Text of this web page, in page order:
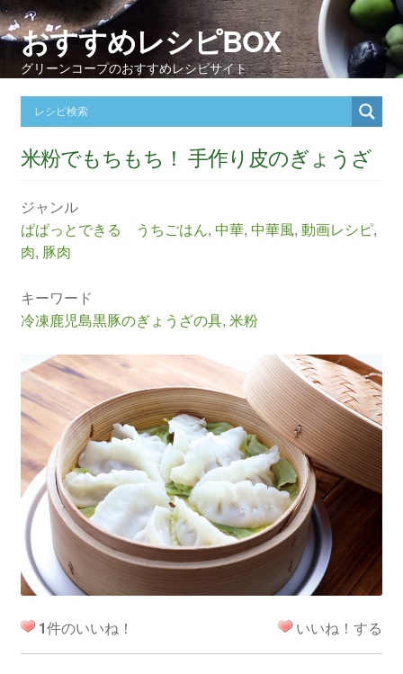
おすすめレシピBOX
グリーンコープのおすすめレシピサイト
米粉でもちもち！ 手作り皮のぎょうざ
ジャンル
ぱぱっとできる うちごはん, 中華, 中華風, 動画レシピ,
肉, 豚肉
キーワード
冷凍鹿児島黒豚のぎょうざの具, 米粉
1件のいいね！ いいね！する